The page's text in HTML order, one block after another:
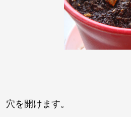
穴を開けます。